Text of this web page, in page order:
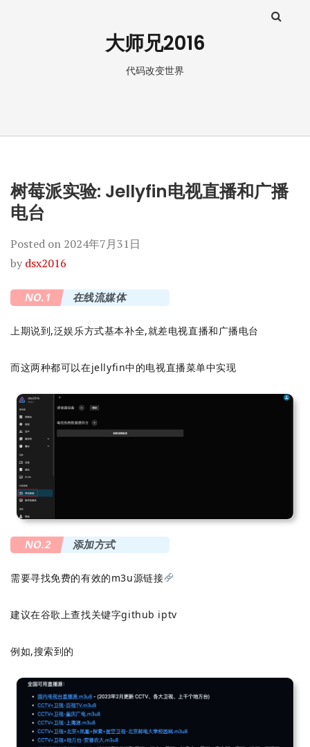
大师兄2016
代码改变世界
树莓派实验: Jellyfin电视直播和广播
电台
Posted on 2024年7月31日
by dsx2016
NO.1 在线流媒体
上期说到,泛娱乐方式基本补全,就差电视直播和广播电台
而这两种都可以在jellyfin中的电视直播菜单中实现
NO.2 添加方式
需要寻找免费的有效的m3u源链接
建议在谷歌上查找关键字github iptv
例如,搜索到的